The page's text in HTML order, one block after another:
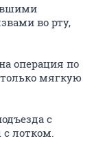
во рту,
операция по
мягкую
с
лотком.